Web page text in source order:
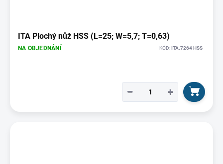
ITA Plochý nůž HSS (L=25; W=5,7; T=0,63)
NA OBJEDNÁNÍ KÓD:ITA.7264 HSS
+
−